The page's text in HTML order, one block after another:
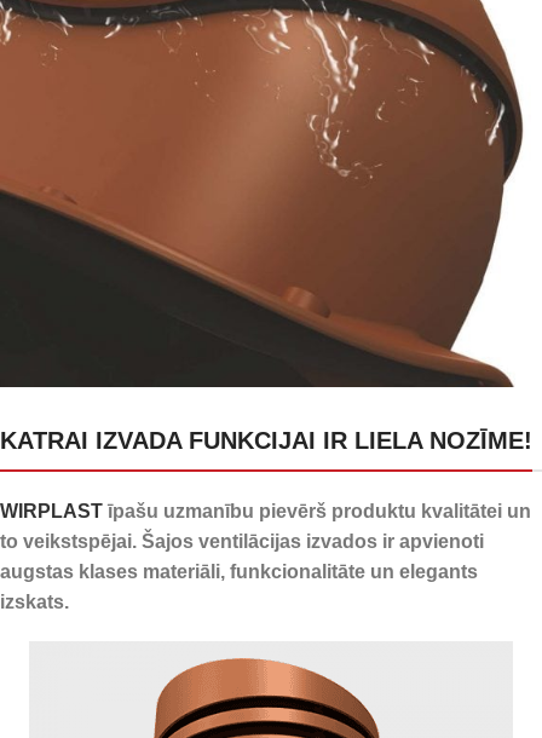
24 kanāli kondensāta
novadīšanai
KATRAI IZVADA FUNKCIJAI IR LIELA NOZĪME!
WIRPLAST īpašu uzmanību pievērš produktu kvalitātei un
to veikstspējai. Šajos ventilācijas izvados ir apvienoti
augstas klases materiāli, funkcionalitāte un elegants
izskats.